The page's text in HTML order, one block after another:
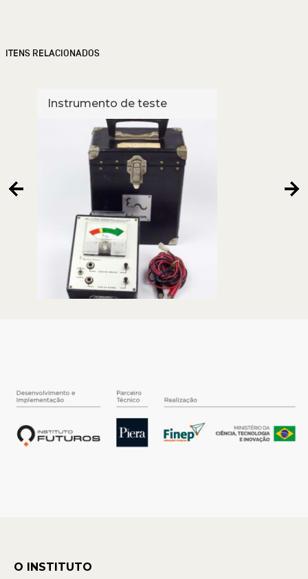
ITENS RELACIONADOS
Instrumento de teste
O INSTITUTO